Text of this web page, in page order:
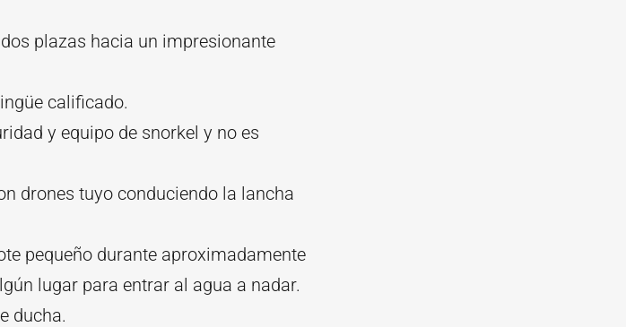
plazas hacia un impresionante
calificado.
y equipo de snorkel y no es
drones tuyo conduciendo la lancha
pequeño durante aproximadamente
lugar para entrar al agua a nadar.
ducha.